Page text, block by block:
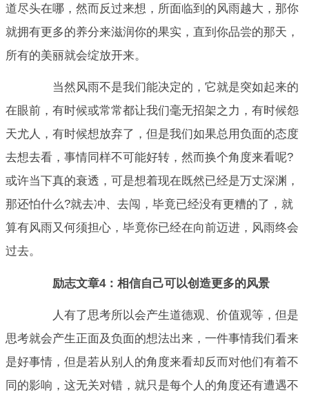
道尽头在哪，然而反过来想，所面临到的风雨越大，那你
就拥有更多的养分来滋润你的果实，直到你品尝的那天，
所有的美丽就会绽放开来。
当然风雨不是我们能决定的，它就是突如起来的
在眼前，有时候或常常都让我们毫无招架之力，有时候怨
天尤人，有时候想放弃了，但是我们如果总用负面的态度
去想去看，事情同样不可能好转，然而换个角度来看呢?
或许当下真的衰透，可是想着现在既然已经是万丈深渊，
那还怕什么?就去冲、去闯，毕竟已经没有更糟的了，就
算有风雨又何须担心，毕竟你已经在向前迈进，风雨终会
过去。
励志文章4：相信自己可以创造更多的风景
人有了思考所以会产生道德观、价值观等，但是
思考就会产生正面及负面的想法出来，一件事情我们看来
是好事情，但是若从别人的角度来看却反而对他们有着不
同的影响，这无关对错，就只是每个人的角度还有遭遇不